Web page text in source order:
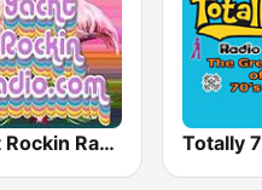
Yacht Rockin Radio